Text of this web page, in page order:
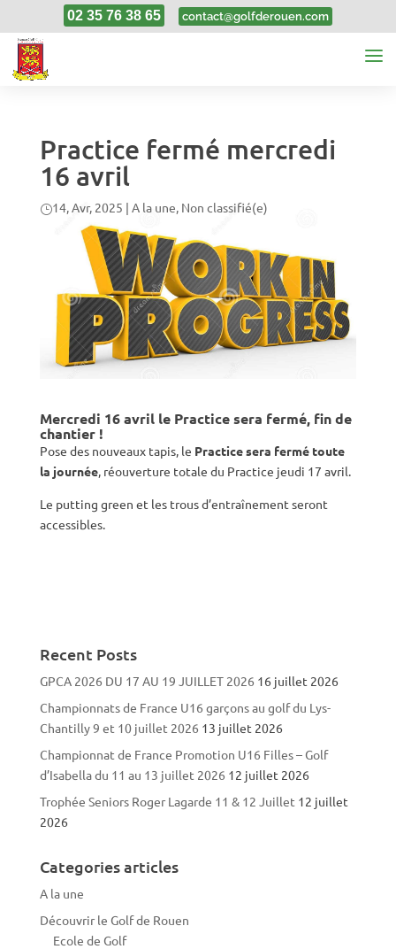
02 35 76 38 65 contact@golfderouen.com
Practice fermé mercredi
16 avril
14, Avr, 2025 | A la une, Non classifié(e)
Mercredi 16 avril le Practice sera fermé, fin de
chantier !
Pose des nouveaux tapis, le Practice sera fermé toute
la journée, réouverture totale du Practice jeudi 17 avril.
Le putting green et les trous d’entraînement seront
accessibles.
Recent Posts
GPCA 2026 DU 17 AU 19 JUILLET 2026 16 juillet 2026
Championnats de France U16 garçons au golf du Lys-
Chantilly 9 et 10 juillet 2026 13 juillet 2026
Championnat de France Promotion U16 Filles – Golf
d’Isabella du 11 au 13 juillet 2026 12 juillet 2026
Trophée Seniors Roger Lagarde 11 & 12 Juillet 12 juillet
2026
Categories articles
A la une
Découvrir le Golf de Rouen
Ecole de Golf